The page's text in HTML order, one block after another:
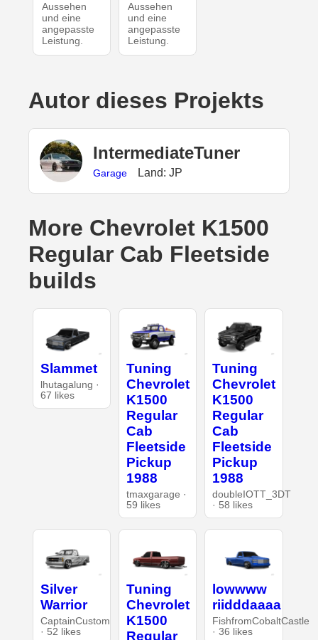
Aussehen
und eine
angepasste
Leistung.
Aussehen
und eine
angepasste
Leistung.
Autor dieses Projekts
IntermediateTuner
Garage Land: JP
More Chevrolet K1500
Regular Cab Fleetside
builds
Slammet
lhutagalung ·
67 likes
Tuning
Chevrolet
K1500
Regular
Cab
Fleetside
Pickup
1988
tmaxgarage ·
59 likes
Tuning
Chevrolet
K1500
Regular
Cab
Fleetside
Pickup
1988
doubleIOTT_3DT
· 58 likes
Silver
Warrior
CaptainCustom
· 52 likes
Tuning
Chevrolet
K1500
Regular
lowwww
riidddaaaa
FishfromCobaltCastle
· 36 likes